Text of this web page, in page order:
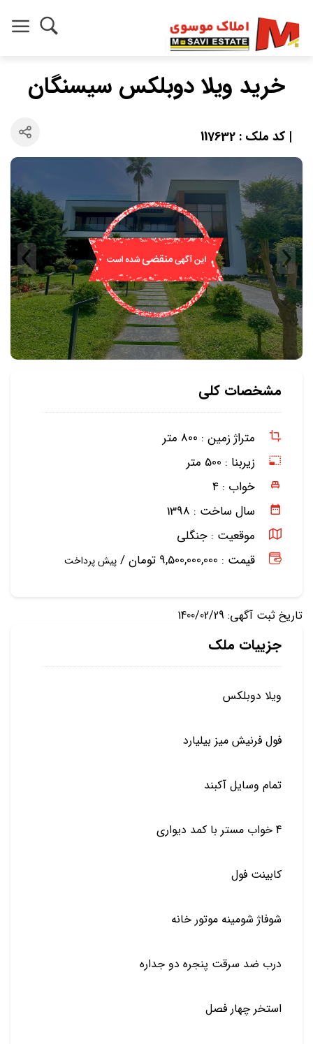
خرید ویلا دوبلکس سیسنگان
| کد ملک : 117632
مشخصات کلی
متراژ زمین : 800 متر
زیربنا : 500 متر
خواب : 4
سال ساخت : 1398
موقعیت : جنگلی
قیمت : 9,500,000,000 تومان /
پیش پرداخت
تاریخ ثبت آگهی: 1400/02/29
جزییات ملک
ویلا دوبلکس
فول فرنیش میز بیلیارد
تمام وسایل آکبند
4 خواب مستر با کمد دیواری
کابینت فول
شوفاژ شومینه موتور خانه
درب ضد سرقت پنجره دو جداره
استخر چهار فصل